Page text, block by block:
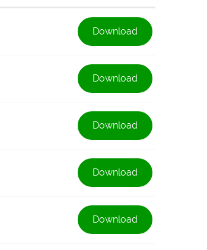
Download
Download
Download
Download
Download